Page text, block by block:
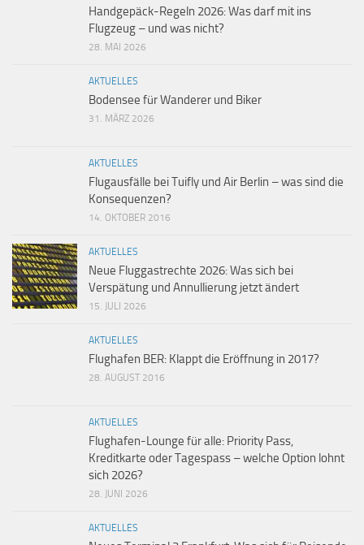
Handgepäck-Regeln 2026: Was darf mit ins
Flugzeug – und was nicht?
28. MAI 2026
AKTUELLES
Bodensee für Wanderer und Biker
31. MÄRZ 2026
AKTUELLES
Flugausfälle bei Tuifly und Air Berlin – was sind die
Konsequenzen?
14. OKTOBER 2016
AKTUELLES
Neue Fluggastrechte 2026: Was sich bei
Verspätung und Annullierung jetzt ändert
15. JULI 2026
AKTUELLES
Flughafen BER: Klappt die Eröffnung in 2017?
28. AUGUST 2016
AKTUELLES
Flughafen-Lounge für alle: Priority Pass,
Kreditkarte oder Tagespass – welche Option lohnt
sich 2026?
28. JUNI 2026
AKTUELLES